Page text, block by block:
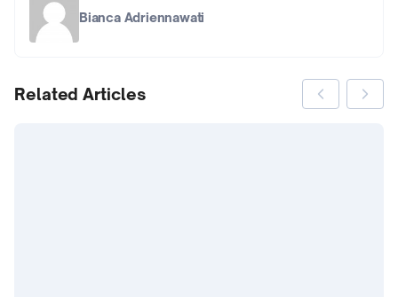
Bianca Adriennawati
Related Articles